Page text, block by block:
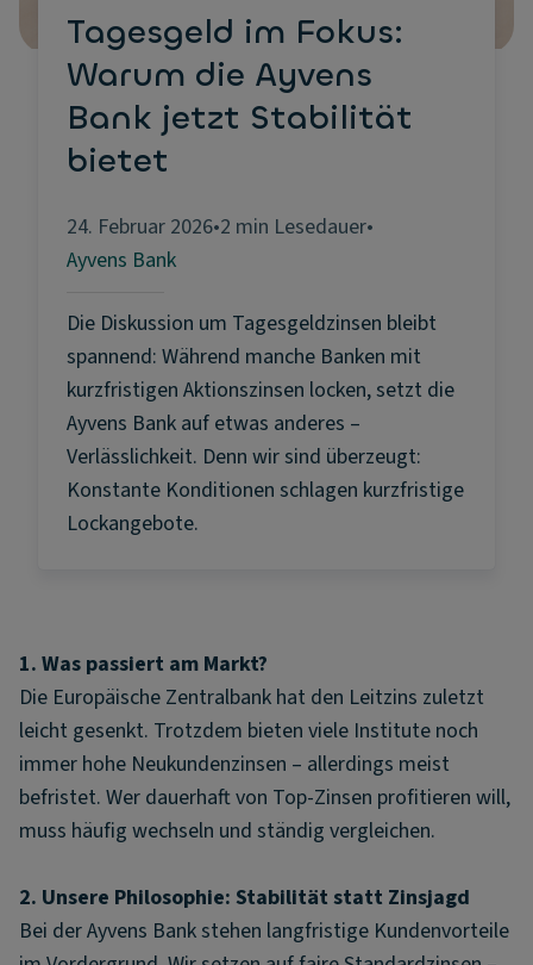
Tagesgeld im Fokus:
Warum die Ayvens
Bank jetzt Stabilität
bietet
24. Februar 2026•2 min Lesedauer•
Ayvens Bank
Die Diskussion um Tagesgeldzinsen bleibt
spannend: Während manche Banken mit
kurzfristigen Aktionszinsen locken, setzt die
Ayvens Bank auf etwas anderes –
Verlässlichkeit. Denn wir sind überzeugt:
Konstante Konditionen schlagen kurzfristige
Lockangebote.
1. Was passiert am Markt?
Die Europäische Zentralbank hat den Leitzins zuletzt
leicht gesenkt. Trotzdem bieten viele Institute noch
immer hohe Neukundenzinsen – allerdings meist
befristet. Wer dauerhaft von Top-Zinsen profitieren will,
muss häufig wechseln und ständig vergleichen.
2. Unsere Philosophie: Stabilität statt Zinsjagd
Bei der Ayvens Bank stehen langfristige Kundenvorteile